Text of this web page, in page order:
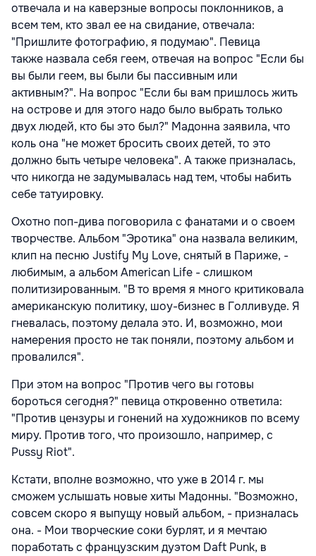
отвечала и на каверзные вопросы поклонников, а
всем тем, кто звал ее на свидание, отвечала:
"Пришлите фотографию, я подумаю". Певица
также назвала себя геем, отвечая на вопрос "Если бы
вы были геем, вы были бы пассивным или
активным?". На вопрос "Если бы вам пришлось жить
на острове и для этого надо было выбрать только
двух людей, кто бы это был?" Мадонна заявила, что
коль она "не может бросить своих детей, то это
должно быть четыре человека". А также призналась,
что никогда не задумывалась над тем, чтобы набить
себе татуировку.
Охотно поп-дива поговорила с фанатами и о своем
творчестве. Альбом "Эротика" она назвала великим,
клип на песню Justify My Love, снятый в Париже, -
любимым, а альбом American Life - слишком
политизированным. "В то время я много критиковала
американскую политику, шоу-бизнес в Голливуде. Я
гневалась, поэтому делала это. И, возможно, мои
намерения просто не так поняли, поэтому альбом и
провалился".
При этом на вопрос "Против чего вы готовы
бороться сегодня?" певица откровенно ответила:
"Против цензуры и гонений на художников по всему
миру. Против того, что произошло, например, с
Pussy Riot".
Кстати, вполне возможно, что уже в 2014 г. мы
сможем услышать новые хиты Мадонны. "Возможно,
совсем скоро я выпущу новый альбом, - призналась
она. - Мои творческие соки бурлят, и я мечтаю
поработать с французским дуэтом Daft Punk, в